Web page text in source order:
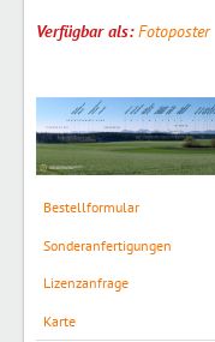
Verfügbar als:Fotoposter
Bestellformular
Sonderanfertigungen
Lizenzanfrage
Karte